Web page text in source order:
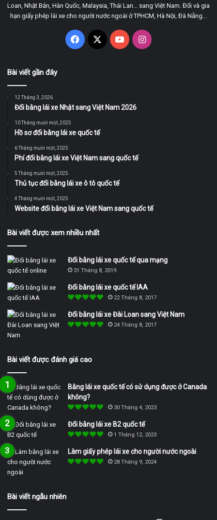
Loan, Nhật Bản, Hàn Quốc, Malaysia, Thái Lan... sang Việt Nam. Đổi và gia
hạn giấy phép lái xe cho người nước ngoài ở TPHCM, Hà Nội, Đà Nẵng...
Facebook
X YouTubeInstagram
Bài viết gần đây
12 Tháng 3, 2026
Đổi bằng lái xe Nhật sang Việt Nam 2026
10 Tháng mười một, 2025
Hồ sơ đổi bằng lái xe quốc tế
6 Tháng mười một, 2025
Phí đổi bằng lái xe Việt Nam sang quốc tế
5 Tháng mười một, 2025
Thủ tục đổi bằng lái xe ô tô quốc tế
4 Tháng mười một, 2025
Website đổi bằng lái xe Việt Nam sang quốc tế
Bài viết được xem nhiều nhất
Đổi bằng lái xe quốc tế qua mạng
31 Tháng 8, 2019
Đổi bằng lái xe quốc tế IAA
22 Tháng 8, 2017
Đổi bằng lái xe Đài Loan sang Việt Nam
24 Tháng 8, 2017
Bài viết được đánh giá cao
Bằng lái xe quốc tế có sử dụng được ở Canada
không?
30 Tháng 4, 2023
Đổi bằng lái xe B2 quốc tế
1 Tháng 12, 2023
Làm giấy phép lái xe cho người nước ngoài
28 Tháng 9, 2024
Bài viết ngẫu nhiên